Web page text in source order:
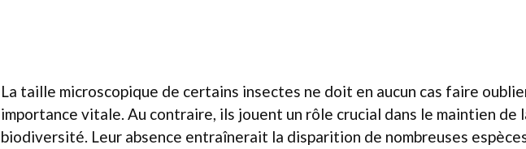
La taille microscopique de certains insectes ne doit en aucun cas faire
importance vitale. Au contraire, ils jouent un rôle crucial dans le maintien de
biodiversité. Leur absence entraînerait la disparition de nombreuses